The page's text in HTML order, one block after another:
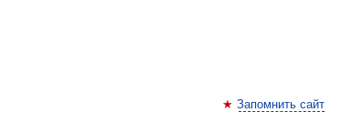
Запомнить сайт